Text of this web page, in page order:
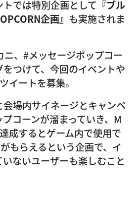
では特別企画として 『ブル
企画』 も実施されま
、#メッセージポップコー
つけて、今回のイベントや
イートを募集。
場内サイネージとキャンペ
コーンが溜まっていき、M
成するとゲーム内で使用で
もらえるという企画で、イ
ないユーザーも楽しむこと